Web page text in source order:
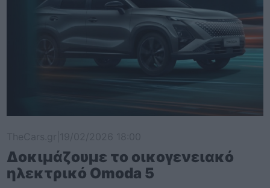
Δοκιμάζουμε το οικογενειακό
ηλεκτρικό Omoda 5